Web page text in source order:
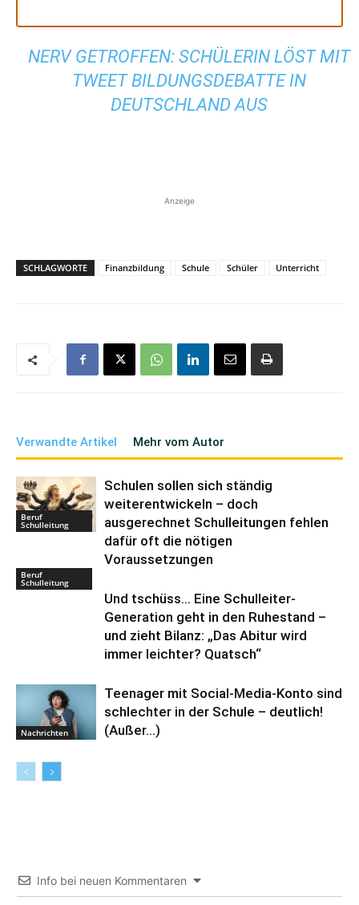
NERV GETROFFEN: SCHÜLERIN LÖST MIT
TWEET BILDUNGSDEBATTE IN
DEUTSCHLAND AUS
Anzeige
SCHLAGWORTE Finanzbildung Schule Schüler Unterricht
Verwandte Artikel Mehr vom Autor
Beruf
Schulleitung
Schulen sollen sich ständig
weiterentwickeln – doch
ausgerechnet Schulleitungen fehlen
dafür oft die nötigen
Voraussetzungen
Beruf
Schulleitung
Und tschüss… Eine Schulleiter-
Generation geht in den Ruhestand –
und zieht Bilanz: „Das Abitur wird
immer leichter? Quatsch“
Nachrichten
Teenager mit Social-Media-Konto sind
schlechter in der Schule – deutlich!
(Außer…)
Info bei neuen Kommentaren